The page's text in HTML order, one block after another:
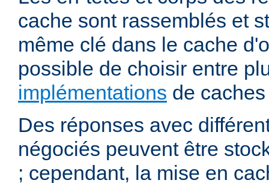
cache sont rassemblés et
même clé dans le cache
possible de choisir entre
implémentations de
Des réponses avec
négociés peuvent être
; cependant, la mise en